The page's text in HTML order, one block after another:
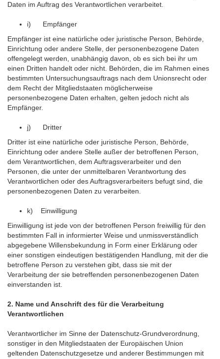
Daten im Auftrag des Verantwortlichen verarbeitet.
i) Empfänger
Empfänger ist eine natürliche oder juristische Person, Behörde,
Einrichtung oder andere Stelle, der personenbezogene Daten
offengelegt werden, unabhängig davon, ob es sich bei ihr um
einen Dritten handelt oder nicht. Behörden, die im Rahmen eines
bestimmten Untersuchungsauftrags nach dem Unionsrecht oder
dem Recht der Mitgliedstaaten möglicherweise
personenbezogene Daten erhalten, gelten jedoch nicht als
Empfänger.
j) Dritter
Dritter ist eine natürliche oder juristische Person, Behörde,
Einrichtung oder andere Stelle außer der betroffenen Person,
dem Verantwortlichen, dem Auftragsverarbeiter und den
Personen, die unter der unmittelbaren Verantwortung des
Verantwortlichen oder des Auftragsverarbeiters befugt sind, die
personenbezogenen Daten zu verarbeiten.
k) Einwilligung
Einwilligung ist jede von der betroffenen Person freiwillig für den
bestimmten Fall in informierter Weise und unmissverständlich
abgegebene Willensbekundung in Form einer Erklärung oder
einer sonstigen eindeutigen bestätigenden Handlung, mit der die
betroffene Person zu verstehen gibt, dass sie mit der
Verarbeitung der sie betreffenden personenbezogenen Daten
einverstanden ist.
2. Name und Anschrift des für die Verarbeitung
Verantwortlichen
Verantwortlicher im Sinne der Datenschutz-Grundverordnung,
sonstiger in den Mitgliedstaaten der Europäischen Union
geltenden Datenschutzgesetze und anderer Bestimmungen mit